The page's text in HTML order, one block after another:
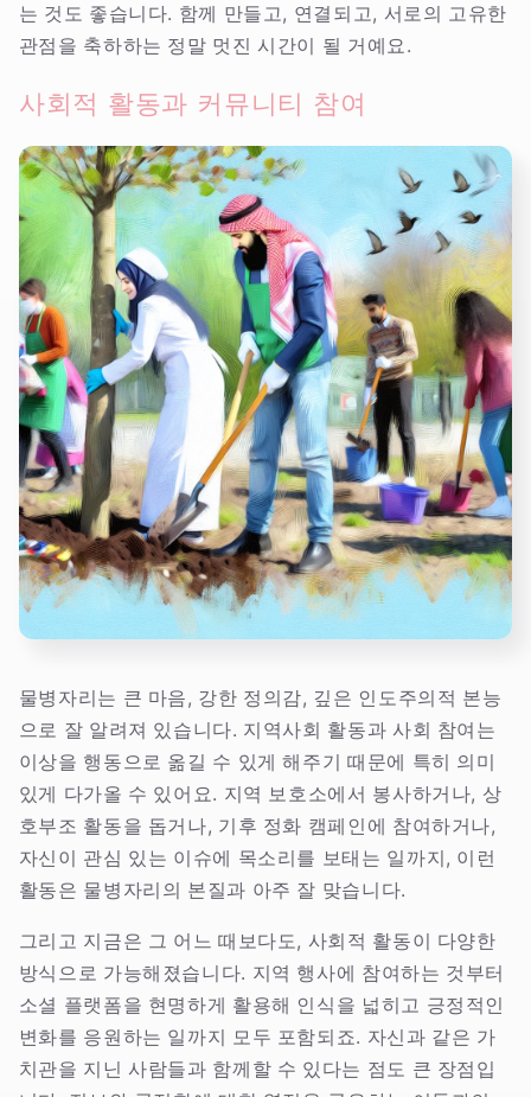
는 것도 좋습니다. 함께 만들고, 연결되고, 서로의 고유한
관점을 축하하는 정말 멋진 시간이 될 거예요.
사회적 활동과 커뮤니티 참여
물병자리는 큰 마음, 강한 정의감, 깊은 인도주의적 본능
으로 잘 알려져 있습니다. 지역사회 활동과 사회 참여는
이상을 행동으로 옮길 수 있게 해주기 때문에 특히 의미
있게 다가올 수 있어요. 지역 보호소에서 봉사하거나, 상
호부조 활동을 돕거나, 기후 정화 캠페인에 참여하거나,
자신이 관심 있는 이슈에 목소리를 보태는 일까지, 이런
활동은 물병자리의 본질과 아주 잘 맞습니다.
그리고 지금은 그 어느 때보다도, 사회적 활동이 다양한
방식으로 가능해졌습니다. 지역 행사에 참여하는 것부터
소셜 플랫폼을 현명하게 활용해 인식을 넓히고 긍정적인
변화를 응원하는 일까지 모두 포함되죠. 자신과 같은 가
치관을 지닌 사람들과 함께할 수 있다는 점도 큰 장점입